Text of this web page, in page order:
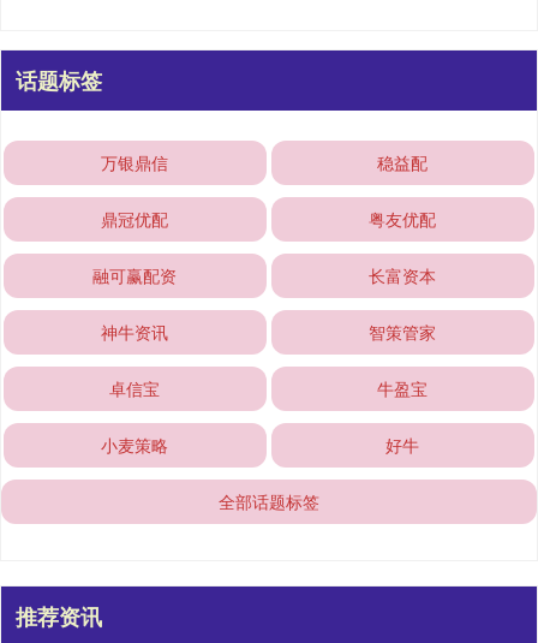
话题标签
万银鼎信 稳益配
鼎冠优配 粤友优配
融可赢配资 长富资本
神牛资讯 智策管家
卓信宝 牛盈宝
小麦策略 好牛
全部话题标签
推荐资讯